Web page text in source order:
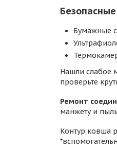
Бумажные
Нашли слабое
проверьте
Ремонт
манжету и
Контур ковша